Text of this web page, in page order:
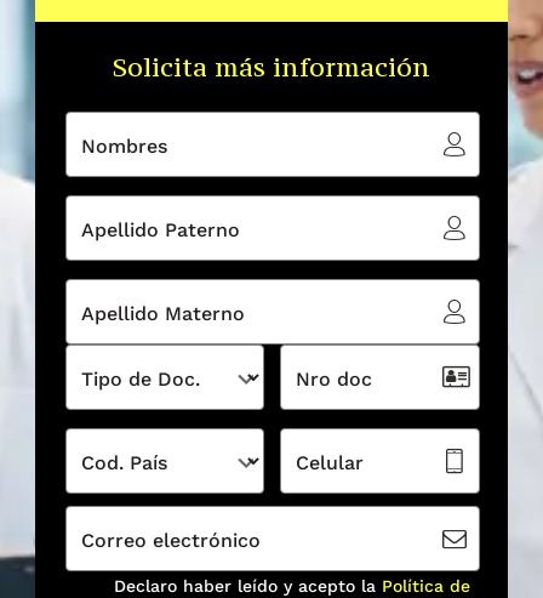
Solicita más información
Nombres
Apellido Paterno
Apellido Materno
Tipo de Doc. Nro doc
Cod. País Celular
Correo electrónico
Declaro haber leído y acepto la Política de